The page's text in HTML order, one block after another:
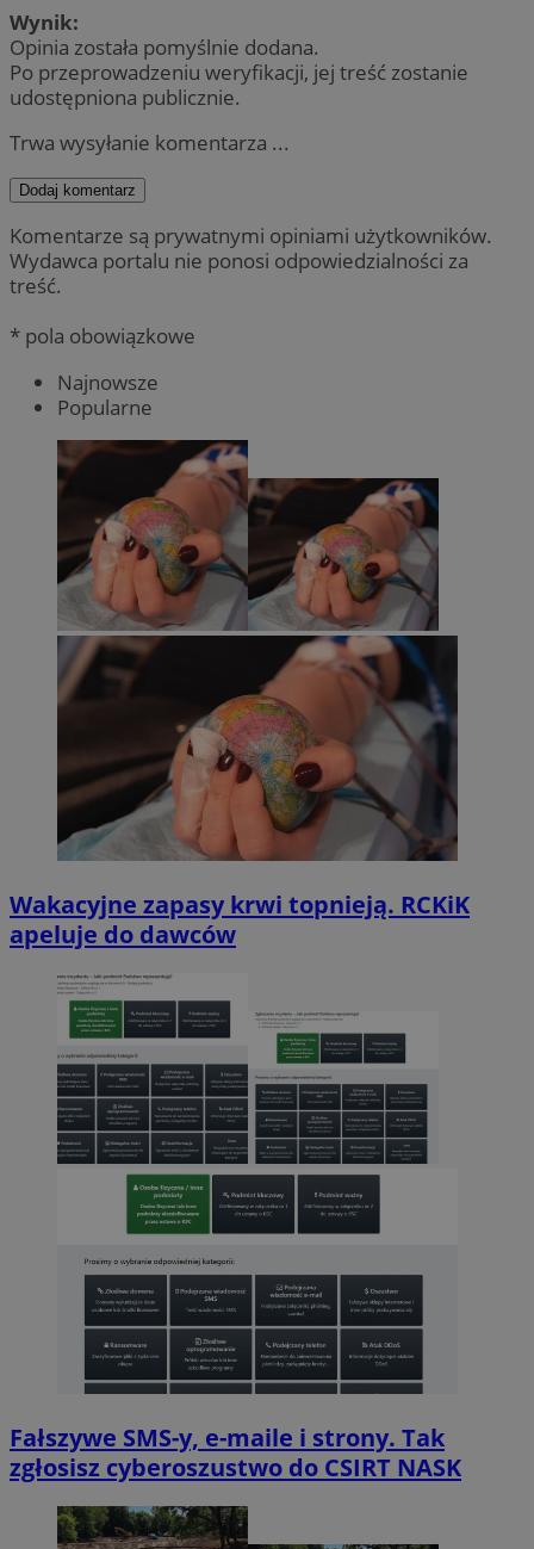
Wynik:
Opinia została pomyślnie dodana.
Po przeprowadzeniu weryfikacji, jej treść zostanie
udostępniona publicznie.
Trwa wysyłanie komentarza ...
Dodaj komentarz
Komentarze są prywatnymi opiniami użytkowników.
Wydawca portalu nie ponosi odpowiedzialności za
treść.
* pola obowiązkowe
Najnowsze
Popularne
Wakacyjne zapasy krwi topnieją. RCKiK
apeluje do dawców
Fałszywe SMS-y, e-maile i strony. Tak
zgłosisz cyberoszustwo do CSIRT NASK